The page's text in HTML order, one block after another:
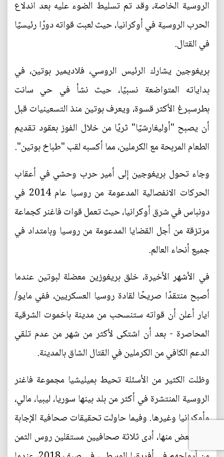
الروسية الخاصة، وقد تم تسليط الضوء عليه بعد اندلاع
الحرب الروسية في أوكرانيا، حيث لعبت قواته دورًا رئيسيًا
في القتال.
بريغوجين يشارك الرئيس الروسي، فلاديمير بوتين، في
بداياته المتواضعة نسبيًا، حيث نشأ في حي سانت
بطرسبرغ الأكثر قسوة، ويعرف بوتين منذ التسعينيات قبل
أن يصبح "أوليغارشيًا" ثريًا من خلال الفوز بعقود تقديم
الطعام المربحة مع الكرملين، مما أكسبه لقب "طباخ بوتين".
وجاء تحول بريغوجين إلى أمير حرب وحشي في أعقاب
الحركات الانفصالية المدعومة من روسيا عام 2014 في
دونباس في شرق أوكرانيا، حيث تعمل قوات فاغنر كجماعة
مرتزقة من أجل القضايا المدعومة من روسيا وبامتداد في
جميع أنحاء العالم.
في الأشهر الأخيرة، خلق بريغوزين معضلة لبوتين عندما
أصبح منتقدًا صريحًا لقادة روسيا العسكريين، ففي مايو/
ايار أعلن أن قواته ستنسحب من مدينة باخموت الشرقية
المحاصرة - بعد أن اشتكى لأكثر من شهر من عدم تلقي
الدعم الكافي من الكرملين في القتال الشاق بالمدينة.
وظلت الكثير من الأسئلة تحيط بميليشيا مجموعة فاغنر
الروسية المنتشرة في أكثر من بلد بينها سوريا، ليبيا، مالي،
وأوكرانيا وغيرها. وفيما حاولت تحقيقات صحافية الإجابة
عن البعض منها، أدى ثلاثة صحافيين مستقلين روس الثمن